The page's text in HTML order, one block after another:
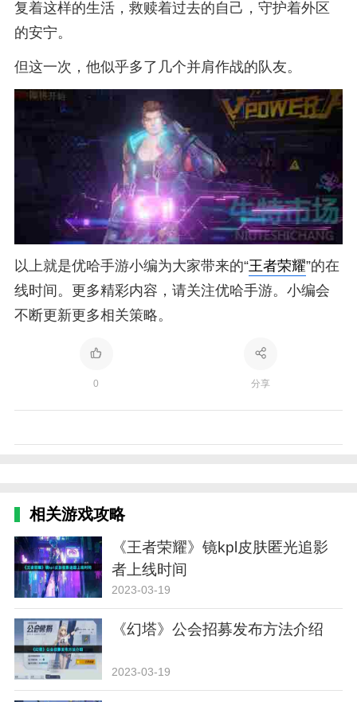
复着这样的生活，救赎着过去的自己，守护着外区
的安宁。
但这一次，他似乎多了几个并肩作战的队友。
以上就是优哈手游小编为大家带来的“王者荣耀”的在
线时间。更多精彩内容，请关注优哈手游。小编会
不断更新更多相关策略。
0 分享
相关游戏攻略
《王者荣耀》镜kpl皮肤匿光追影
者上线时间
2023-03-19
《幻塔》公会招募发布方法介绍
2023-03-19